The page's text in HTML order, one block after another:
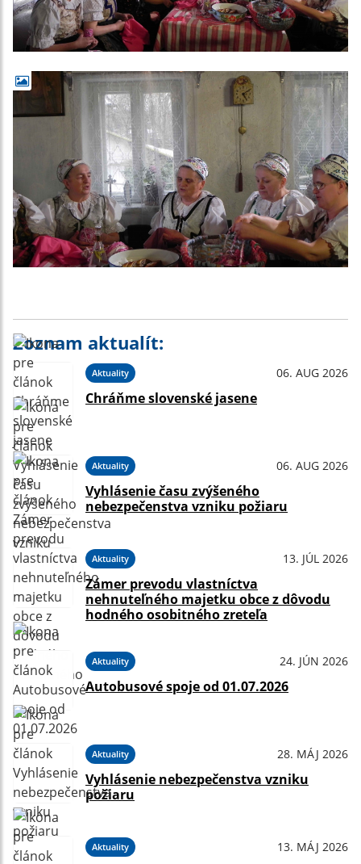
Zoznam aktualít:
Aktuality 06. AUG 2026
Chráňme slovenské jasene
Aktuality 06. AUG 2026
Vyhlásenie času zvýšeného
nebezpečenstva vzniku požiaru
Aktuality 13. JÚL 2026
Zámer prevodu vlastníctva
nehnuteľného majetku obce z dôvodu
hodného osobitného zreteľa
Aktuality 24. JÚN 2026
Autobusové spoje od 01.07.2026
Aktuality 28. MÁJ 2026
Vyhlásenie nebezpečenstva vzniku
požiaru
Aktuality 13. MÁJ 2026